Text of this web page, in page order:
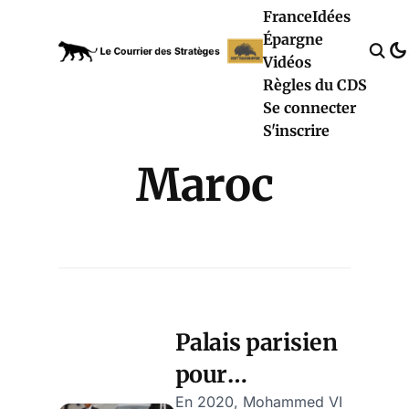
FranceIdées
Épargne
Vidéos
Règles du CDS
Se connecter
S'inscrire
Maroc
Palais parisien
pour
En 2020, Mohammed VI